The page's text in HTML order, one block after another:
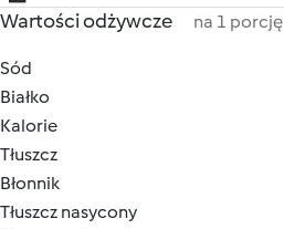
Wartości odżywcze na 1 porcję
Sód
Białko
Kalorie
Tłuszcz
Błonnik
Tłuszcz nasycony